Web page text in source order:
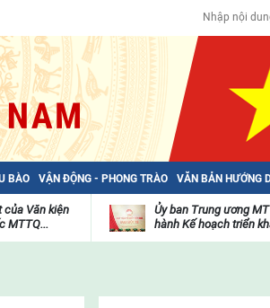
BÀO VẬN ĐỘNG - PHONG TRÀO VĂN BẢN HƯỚNG
của Văn kiện
MTTQ...
mặt
Ủy ban Trung ương
hành Kế hoạch triển